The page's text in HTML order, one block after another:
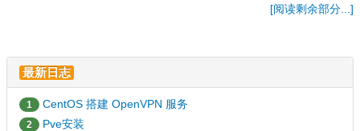
安全防护
社区
[阅读剩余部分...]
最新日志
1 CentOS 搭建 OpenVPN 服务
2 Pve安装